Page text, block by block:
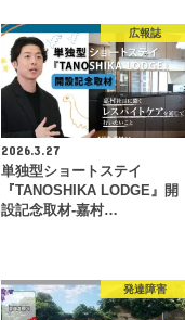
広報誌
2026.3.27
単独型ショートステイ
『TANOSHIKA LODGE』開
設記念取材-嘉村…
発達障害